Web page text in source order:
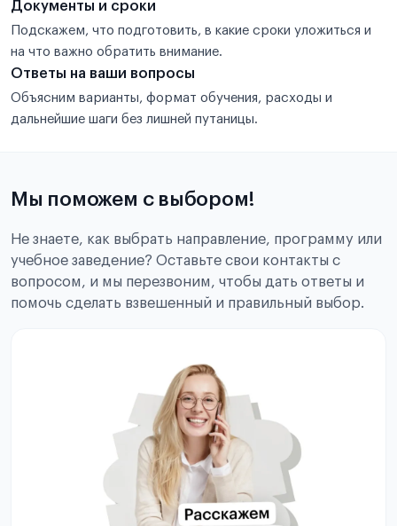
Документы и сроки
Подскажем, что подготовить, в какие сроки уложиться и
на что важно обратить внимание.
Ответы на ваши вопросы
Объясним варианты, формат обучения, расходы и
дальнейшие шаги без лишней путаницы.
Мы поможем с выбором!
Не знаете, как выбрать направление, программу или
учебное заведение? Оставьте свои контакты с
вопросом, и мы перезвоним, чтобы дать ответы и
помочь сделать взвешенный и правильный выбор.